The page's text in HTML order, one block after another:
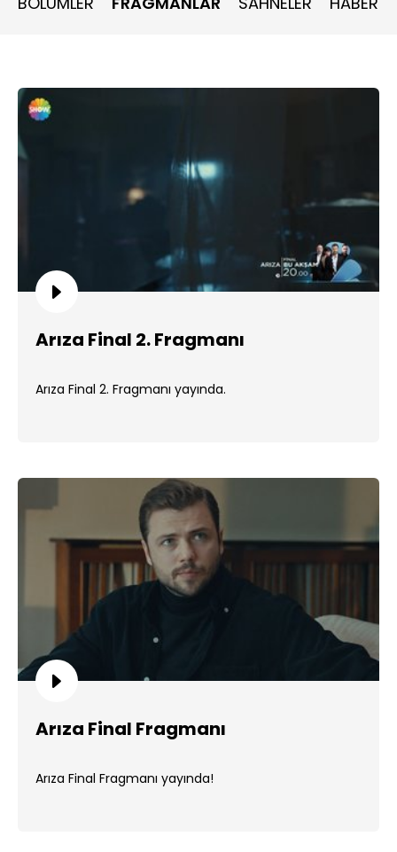
Arıza Final 2. Fragmanı
Arıza Final 2. Fragmanı yayında.
Arıza Final Fragmanı
Arıza Final Fragmanı yayında!